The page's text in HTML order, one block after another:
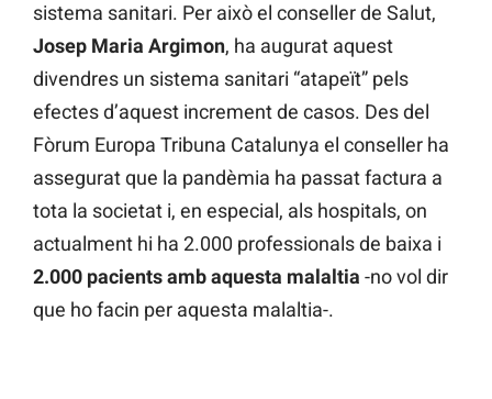
sistema sanitari. Per això el conseller de Salut,
Josep Maria Argimon, ha augurat aquest
divendres un sistema sanitari “atapeït” pels
efectes d’aquest increment de casos. Des del
Fòrum Europa Tribuna Catalunya el conseller ha
assegurat que la pandèmia ha passat factura a
tota la societat i, en especial, als hospitals, on
actualment hi ha 2.000 professionals de baixa i
2.000 pacients amb aquesta malaltia -no vol dir
que ho facin per aquesta malaltia-.